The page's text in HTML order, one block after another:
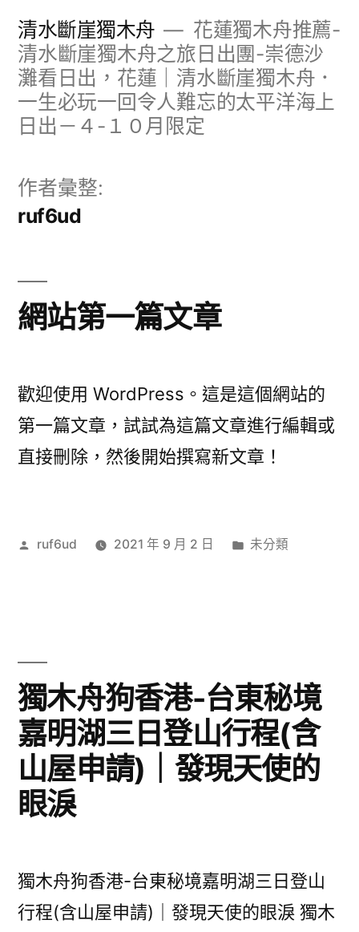
清水斷崖獨木舟
花蓮獨木舟推薦-
清水斷崖獨木舟之旅日出團-崇德沙
灘看日出，花蓮｜清水斷崖獨木舟．
一生必玩一回令人難忘的太平洋海上
日出－４-１０月限定
作者彙整:
ruf6ud
網站第一篇文章
歡迎使用 WordPress。這是這個網站的
第一篇文章，試試為這篇文章進行編輯或
直接刪除，然後開始撰寫新文章！
作
ruf6ud 2021 年 9 月 2 日
分
未分類
獨木舟狗香港-台東秘境
嘉明湖三日登山行程(含
山屋申請)｜發現天使的
眼淚
獨木舟狗香港-台東秘境嘉明湖三日登山
行程(含山屋申請)｜發現天使的眼淚 獨木